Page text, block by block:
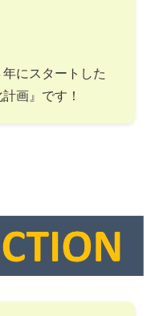
にスタートした
画』です！